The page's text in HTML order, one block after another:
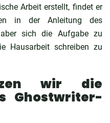
Arbeit erstellt, findet er
in der Anleitung des
sich die Aufgabe zu
Hausarbeit schreiben zu
wir die
Ghostwriter-